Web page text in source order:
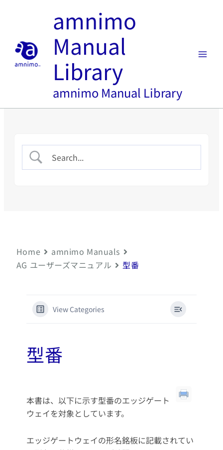
amnimo
Manual
Library
amnimo Manual Library
Home
amnimo Manuals
AG ユーザーズマニュアル
型番
View Categories
型番
本書は、以下に示す型番のエッジゲート
ウェイを対象としています。
エッジゲートウェイの形名銘板に記載されてい